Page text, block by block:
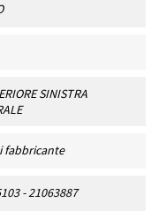
SINISTRA
fabbricante
- 21063887